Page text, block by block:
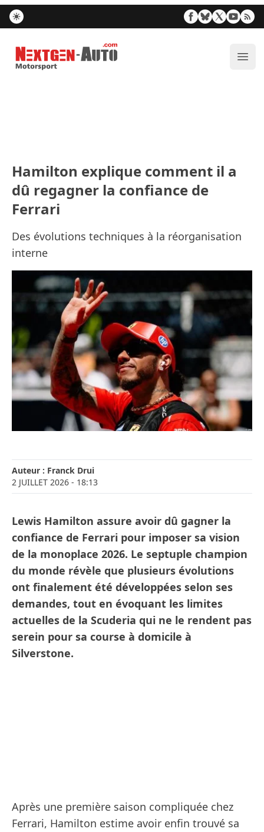
Nextgen-Auto.com
Hamilton explique comment il a
dû regagner la confiance de
Ferrari
Des évolutions techniques à la réorganisation
interne
Auteur : Franck Drui
2 JUILLET 2026 - 18:13
Lewis Hamilton assure avoir dû gagner la
confiance de Ferrari pour imposer sa vision
de la monoplace 2026. Le septuple champion
du monde révèle que plusieurs évolutions
ont finalement été développées selon ses
demandes, tout en évoquant les limites
actuelles de la Scuderia qui ne le rendent pas
serein pour sa course à domicile à
Silverstone.
Après une première saison compliquée chez
Ferrari, Hamilton estime avoir enfin trouvé sa